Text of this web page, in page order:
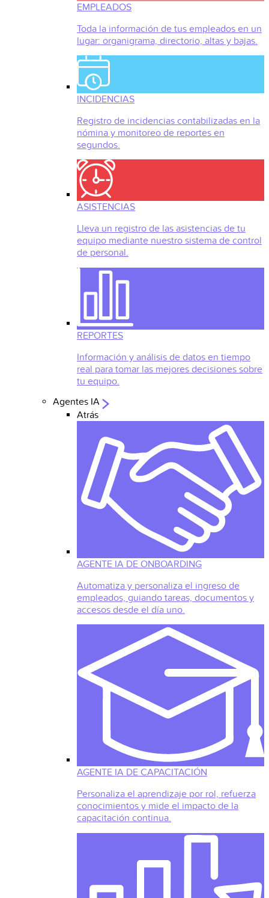
EMPLEADOS
Toda la información de tus empleados en un
lugar: organigrama, directorio, altas y bajas.
INCIDENCIAS
Registro de incidencias contabilizadas en la
nómina y monitoreo de reportes en
segundos.
ASISTENCIAS
Lleva un registro de las asistencias de tu
equipo mediante nuestro sistema de control
de personal.
REPORTES
Información y análisis de datos en tiempo
real para tomar las mejores decisiones sobre
tu equipo.
Agentes IA
Atrás
AGENTE IA DE ONBOARDING
Automatiza y personaliza el ingreso de
empleados, guiando tareas, documentos y
accesos desde el día uno.
AGENTE IA DE CAPACITACIÓN
Personaliza el aprendizaje por rol, refuerza
conocimientos y mide el impacto de la
capacitación continua.